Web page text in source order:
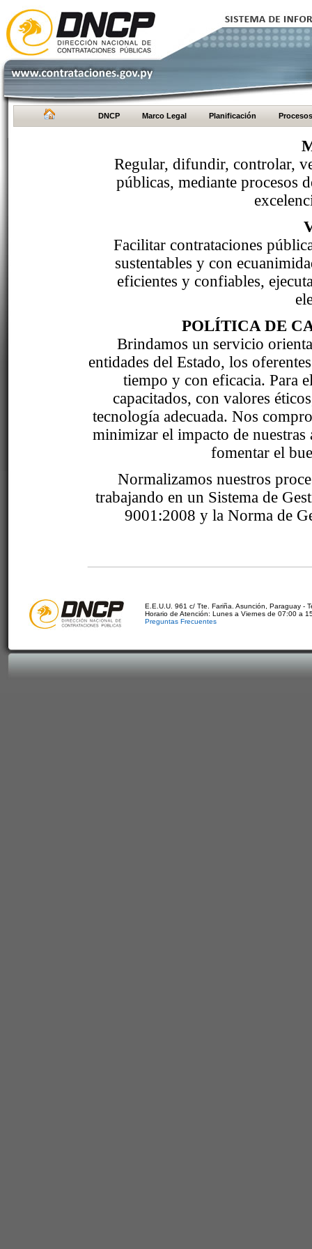
DNCP Marco Legal Planificación Procesos
Regular, difundir, controlar,
públicas, mediante procesos
Facilitar contrataciones
sustentables y con
eficientes y confiables,
POLÍTICA DE
Brindamos un servicio
entidades del Estado, los
tiempo y con eficacia. Para
capacitados, con valores
tecnología adecuada. Nos
minimizar el impacto de
fomentar el
Normalizamos nuestros
trabajando en un Sistema de
9001:2008 y la Norma de
E.E.U.U. 961 c/ Tte. Fariña. Asunción, Paraguay -
Horario de Atención: Lunes a Viernes de 07:00 a
Preguntas Frecuentes